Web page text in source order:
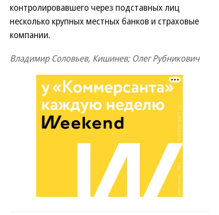
контролировавшего через подставных лиц
несколько крупных местных банков и страховые
компании.
Владимир Соловьев, Кишинев; Олег Рубникович